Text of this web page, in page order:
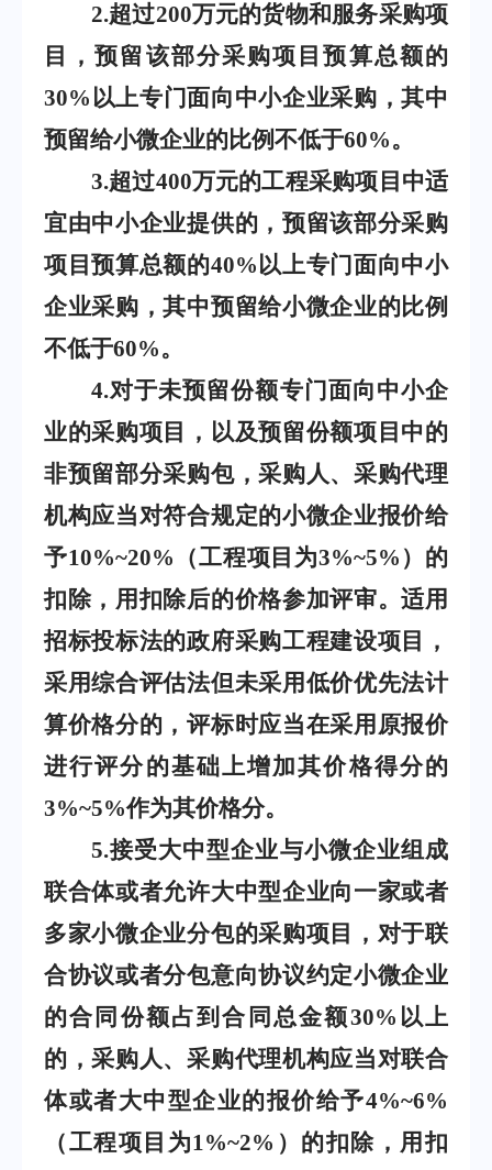
2.超过200万元的货物和服务采购项
目，预留该部分采购项目预算总额的
30%以上专门面向中小企业采购，其中
预留给小微企业的比例不低于60%。
3.超过400万元的工程采购项目中适
宜由中小企业提供的，预留该部分采购
项目预算总额的40%以上专门面向中小
企业采购，其中预留给小微企业的比例
不低于60%。
4.对于未预留份额专门面向中小企
业的采购项目，以及预留份额项目中的
非预留部分采购包，采购人、采购代理
机构应当对符合规定的小微企业报价给
予10%~20% （工程项目为3%~5% ）的
扣除，用扣除后的价格参加评审。适用
招标投标法的政府采购工程建设项目，
采用综合评估法但未采用低价优先法计
算价格分的，评标时应当在采用原报价
进行评分的基础上增加其价格得分的
3%~5%作为其价格分。
5.接受大中型企业与小微企业组成
联合体或者允许大中型企业向一家或者
多家小微企业分包的采购项目，对于联
合协议或者分包意向协议约定小微企业
的合同份额占到合同总金额30% 以上
的，采购人、采购代理机构应当对联合
体或者大中型企业的报价给予4%~6%
（工程项目为1%~2% ）的扣除，用扣